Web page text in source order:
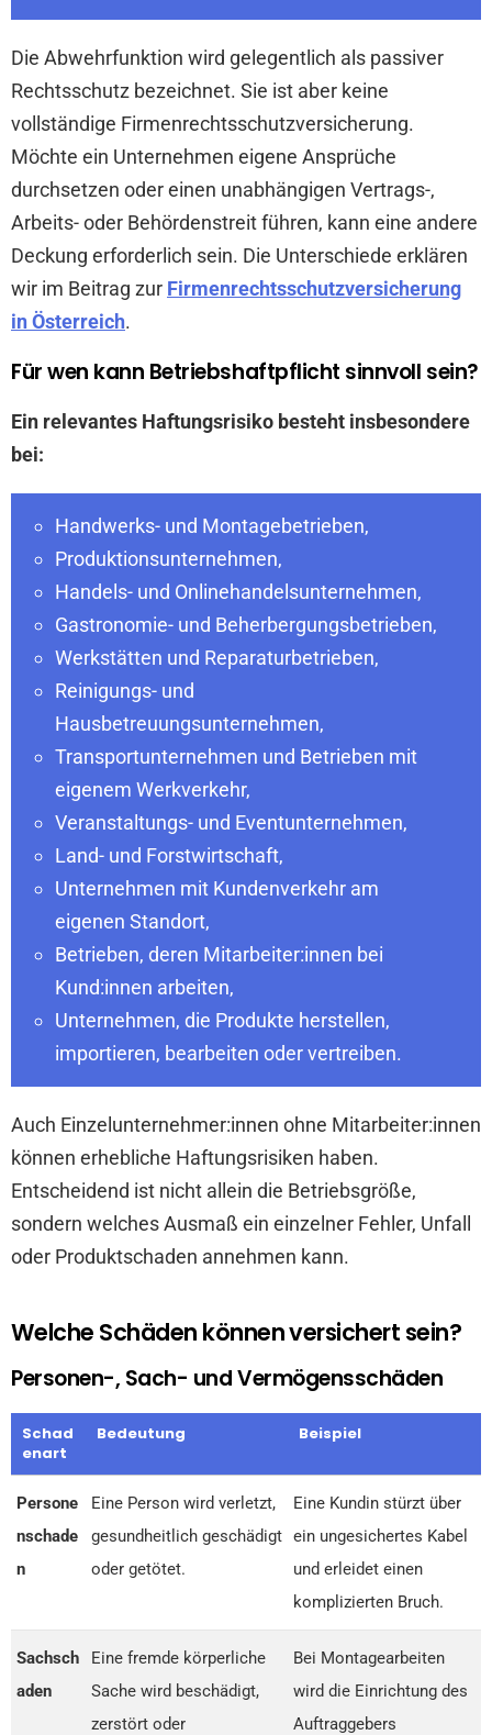
Die Abwehrfunktion wird gelegentlich als passiver
Rechtsschutz bezeichnet. Sie ist aber keine
vollständige Firmenrechtsschutzversicherung.
Möchte ein Unternehmen eigene Ansprüche
durchsetzen oder einen unabhängigen Vertrags-,
Arbeits- oder Behördenstreit führen, kann eine andere
Deckung erforderlich sein. Die Unterschiede erklären
wir im Beitrag zur Firmenrechtsschutzversicherung
in Österreich.
Für wen kann Betriebshaftpflicht sinnvoll sein?
Ein relevantes Haftungsrisiko besteht insbesondere
bei:
Handwerks- und Montagebetrieben,
Produktionsunternehmen,
Handels- und Onlinehandelsunternehmen,
Gastronomie- und Beherbergungsbetrieben,
Werkstätten und Reparaturbetrieben,
Reinigungs- und
Hausbetreuungsunternehmen,
Transportunternehmen und Betrieben mit
eigenem Werkverkehr,
Veranstaltungs- und Eventunternehmen,
Land- und Forstwirtschaft,
Unternehmen mit Kundenverkehr am
eigenen Standort,
Betrieben, deren Mitarbeiter:innen bei
Kund:innen arbeiten,
Unternehmen, die Produkte herstellen,
importieren, bearbeiten oder vertreiben.
Auch Einzelunternehmer:innen ohne Mitarbeiter:innen
können erhebliche Haftungsrisiken haben.
Entscheidend ist nicht allein die Betriebsgröße,
sondern welches Ausmaß ein einzelner Fehler, Unfall
oder Produktschaden annehmen kann.
Welche Schäden können versichert sein?
Personen-, Sach- und Vermögensschäden
Schad
enart
Bedeutung Beispiel
Persone
nschade
n
Eine Person wird verletzt,
gesundheitlich geschädigt
oder getötet.
Eine Kundin stürzt über
ein ungesichertes Kabel
und erleidet einen
komplizierten Bruch.
Sachsch
aden
Eine fremde körperliche
Sache wird beschädigt,
zerstört oder
Bei Montagearbeiten
wird die Einrichtung des
Auftraggebers